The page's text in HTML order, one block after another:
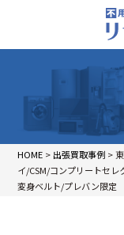
HOME > 出張買取事例 >
イ/CSM/コンプリートセ
変身ベルト/プレバン限定